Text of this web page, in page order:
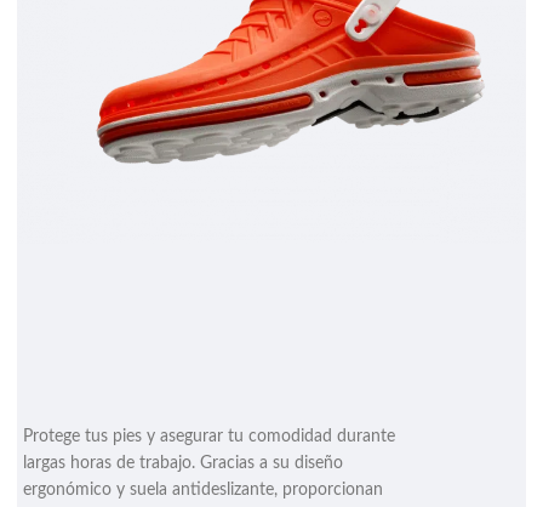
Protege tus pies y asegurar tu comodidad durante
largas horas de trabajo. Gracias a su diseño
ergonómico y suela antideslizante, proporcionan